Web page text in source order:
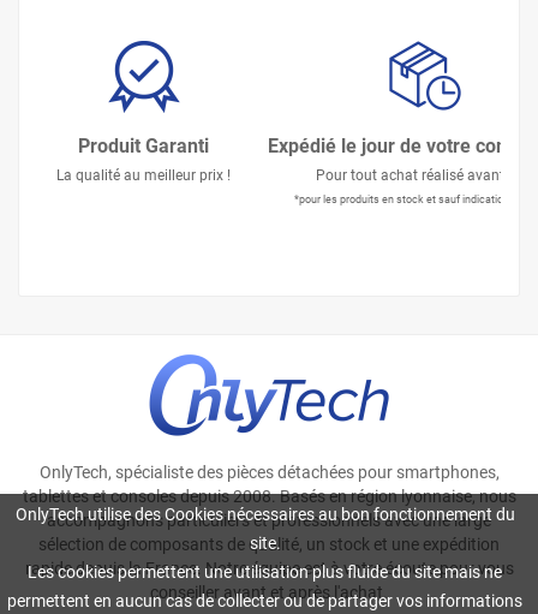
OnlyTech utilise des Cookies nécessaires au bon fonctionnement du
site.
Les cookies permettent une utilisation plus fluide du site mais ne
permettent en aucun cas de collecter ou de partager vos informations
Produit Garanti
La qualité au meilleur prix !
Expédié le jour de votre
Pour tout achat réalisé avant 15h
*pour les produits en stock et sauf indication
OnlyTech, spécialiste des pièces détachées pour smartphones,
tablettes et consoles depuis 2008. Basés en région lyonnaise, nous
accompagnons particuliers et professionnels avec une large
sélection de composants de qualité, un stock et une expédition
rapide depuis la France. Notre équipe est à votre écoute pour vous
conseiller avant et après l'achat.